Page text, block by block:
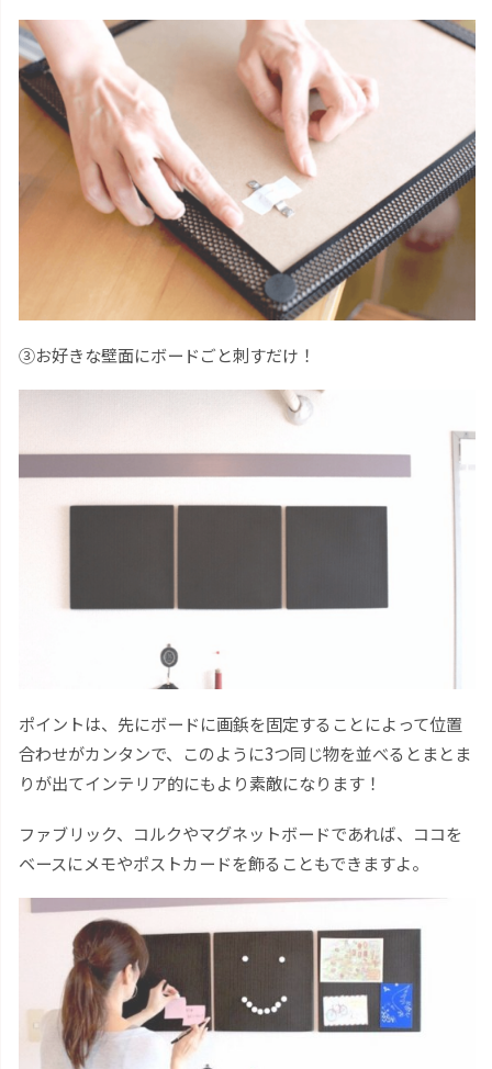
③お好きな壁面にボードごと刺すだけ！
ポイントは、先にボードに画鋲を固定することによって位置
合わせがカンタンで、このように3つ同じ物を並べるとまとま
りが出てインテリア的にもより素敵になります！
ファブリック、コルクやマグネットボードであれば、ココを
ベースにメモやポストカードを飾ることもできますよ。